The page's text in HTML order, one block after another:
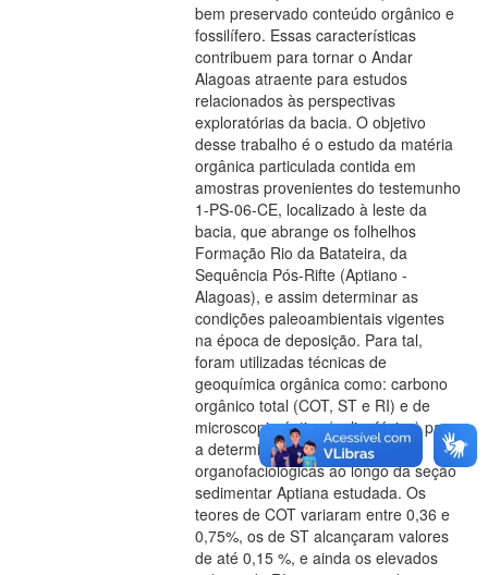
bem preservado conteúdo orgânico e
fossilífero. Essas características
contribuem para tornar o Andar
Alagoas atraente para estudos
relacionados às perspectivas
exploratórias da bacia. O objetivo
desse trabalho é o estudo da matéria
orgânica particulada contida em
amostras provenientes do testemunho
1-PS-06-CE, localizado à leste da
bacia, que abrange os folhelhos
Formação Rio da Batateira, da
Sequência Pós-Rifte (Aptiano -
Alagoas), e assim determinar as
condições paleoambientais vigentes
na época de deposição. Para tal,
foram utilizadas técnicas de
geoquímica orgânica como: carbono
orgânico total (COT, ST e RI) e de
microscopia óptica (palinofácies) para
a determinação das variações
organofaciológicas ao longo da seção
sedimentar Aptiana estudada. Os
teores de COT variaram entre 0,36 e
0,75%, os de ST alcançaram valores
de até 0,15 %, e ainda os elevados